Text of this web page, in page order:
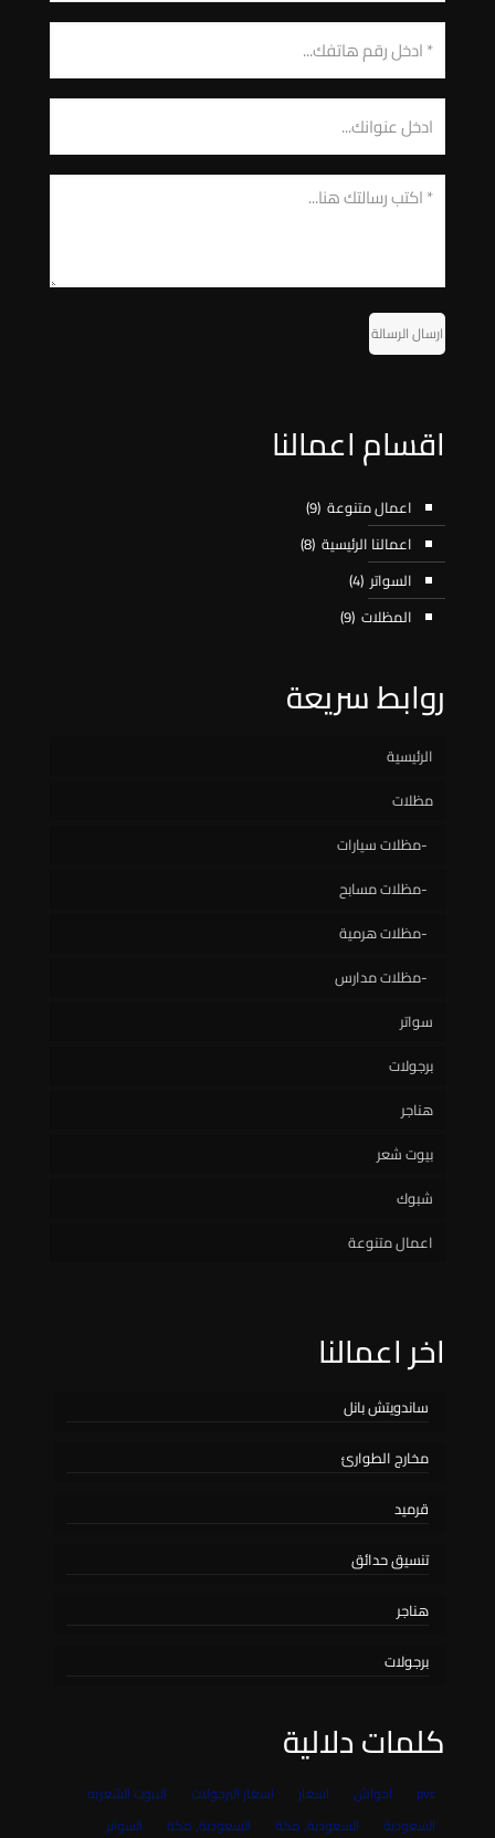
ارسال الرسالة
اقسام اعمالنا
اعمال متنوعة (9)
اعمالنا الرئيسية (8)
السواتر (4)
المظلات (9)
روابط سريعة
الرئيسية
مظلات
مظلات سيارات
مظلات مسابح
مظلات هرمية
مظلات مدارس
سواتر
سواتر خشبية
سواتر حديد
سواتر قماش
سواتر مدارس
برجولات
هناجر
بيوت شعر
شبوك
اعمال متنوعة
اخر اعمالنا
ساندويتش بانل
مخارج الطوارئ
قرميد
تنسيق حدائق
هناجر
برجولات
كلمات دلالية
pvc احواش اسعار اسعار البرجولات
البيوت الشعريه
السعودية
السعودية, مكة السعودية, مكة السواتر